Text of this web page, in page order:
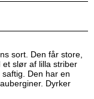
sort. Den får store,
slør af lilla striber
Den har en
Dyrker